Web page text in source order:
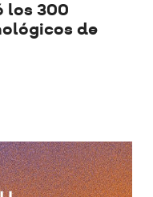
los 300
de